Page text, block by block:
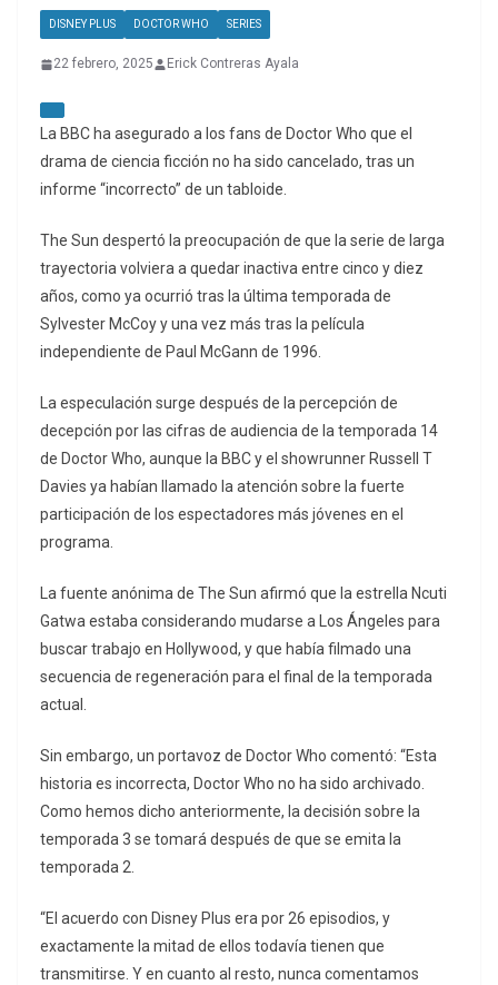
DISNEY PLUS DOCTOR WHO SERIES
22 febrero, 2025 Erick Contreras Ayala
La BBC ha asegurado a los fans de Doctor Who que el
drama de ciencia ficción no ha sido cancelado, tras un
informe “incorrecto” de un tabloide.
The Sun despertó la preocupación de que la serie de larga
trayectoria volviera a quedar inactiva entre cinco y diez
años, como ya ocurrió tras la última temporada de
Sylvester McCoy y una vez más tras la película
independiente de Paul McGann de 1996.
La especulación surge después de la percepción de
decepción por las cifras de audiencia de la temporada 14
de Doctor Who, aunque la BBC y el showrunner Russell T
Davies ya habían llamado la atención sobre la fuerte
participación de los espectadores más jóvenes en el
programa.
La fuente anónima de The Sun afirmó que la estrella Ncuti
Gatwa estaba considerando mudarse a Los Ángeles para
buscar trabajo en Hollywood, y que había filmado una
secuencia de regeneración para el final de la temporada
actual.
Sin embargo, un portavoz de Doctor Who comentó: “Esta
historia es incorrecta, Doctor Who no ha sido archivado.
Como hemos dicho anteriormente, la decisión sobre la
temporada 3 se tomará después de que se emita la
temporada 2.
“El acuerdo con Disney Plus era por 26 episodios, y
exactamente la mitad de ellos todavía tienen que
transmitirse. Y en cuanto al resto, nunca comentamos